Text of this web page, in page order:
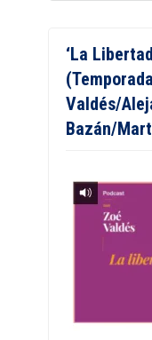
‘La
Valdés/
Bazán/